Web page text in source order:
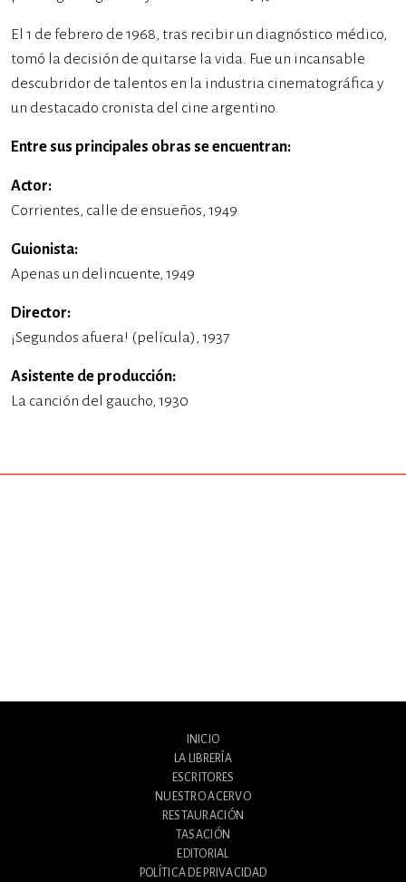
El 1 de febrero de 1968, tras recibir un diagnóstico médico,
tomó la decisión de quitarse la vida. Fue un incansable
descubridor de talentos en la industria cinematográfica y
un destacado cronista del cine argentino.
Entre sus principales obras se encuentran:
Actor:
Corrientes, calle de ensueños, 1949
Guionista:
Apenas un delincuente, 1949
Director:
¡Segundos afuera! (película), 1937
Asistente de producción:
La canción del gaucho, 1930
INICIO
LA LIBRERÍA
ESCRITORES
NUESTRO ACERVO
RESTAURACIÓN
TASACIÓN
EDITORIAL
POLÍTICA DE PRIVACIDAD